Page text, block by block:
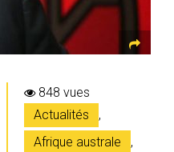
848 vues
Actualités
,
Afrique australe
,